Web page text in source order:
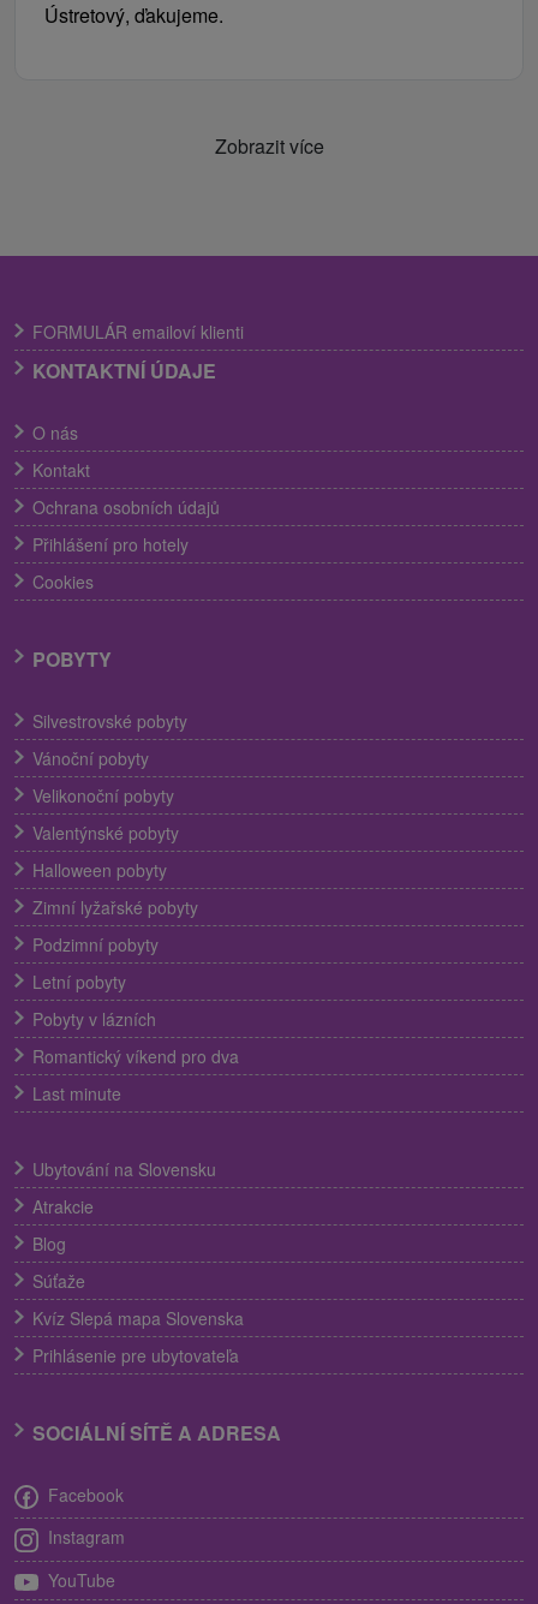
Ústretový, ďakujeme.
Zobrazit více
FORMULÁR emailoví klienti
KONTAKTNÍ ÚDAJE
O nás
Kontakt
Ochrana osobních údajů
Přihlášení pro hotely
Cookies
POBYTY
Silvestrovské pobyty
Vánoční pobyty
Velikonoční pobyty
Valentýnské pobyty
Halloween pobyty
Zimní lyžařské pobyty
Podzimní pobyty
Letní pobyty
Pobyty v lázních
Romantický víkend pro dva
Last minute
Ubytování na Slovensku
Atrakcie
Blog
Súťaže
Kvíz Slepá mapa Slovenska
Prihlásenie pre ubytovateľa
SOCIÁLNÍ SÍTĚ A ADRESA
Facebook
Instagram
YouTube